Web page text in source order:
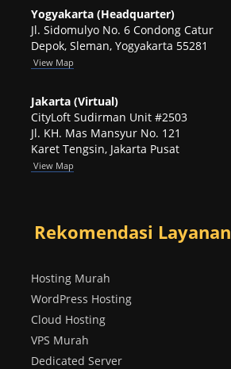
Yogyakarta (Headquarter)
Jl. Sidomulyo No. 6 Condong Catur
Depok, Sleman, Yogyakarta 55281
View Map
Jakarta (Virtual)
CityLoft Sudirman Unit #2503
Jl. KH. Mas Mansyur No. 121
Karet Tengsin, Jakarta Pusat
View Map
Rekomendasi Layanan
Hosting Murah
WordPress Hosting
Cloud Hosting
VPS Murah
Dedicated Server